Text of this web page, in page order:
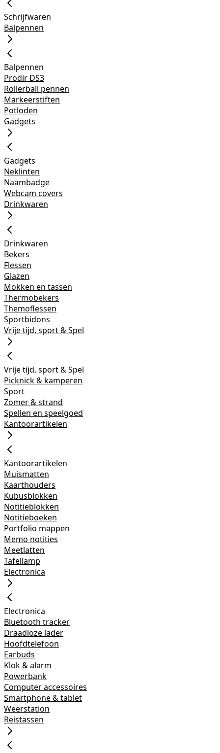
Schrijfwaren
Balpennen
Balpennen
Prodir DS3
Rollerball pennen
Markeerstiften
Potloden
Gadgets
Gadgets
Neklinten
Naambadge
Webcam covers
Drinkwaren
Drinkwaren
Bekers
Flessen
Glazen
Mokken en tassen
Thermobekers
Themoflessen
Sportbidons
Vrije tijd, sport & Spel
Vrije tijd, sport & Spel
Picknick & kamperen
Sport
Zomer & strand
Spellen en speelgoed
Kantoorartikelen
Kantoorartikelen
Muismatten
Kaarthouders
Kubusblokken
Notitieblokken
Notitieboeken
Portfolio mappen
Memo notities
Meetlatten
Tafellamp
Electronica
Electronica
Bluetooth tracker
Draadloze lader
Hoofdtelefoon
Earbuds
Klok & alarm
Powerbank
Computer accessoires
Smartphone & tablet
Weerstation
Reistassen